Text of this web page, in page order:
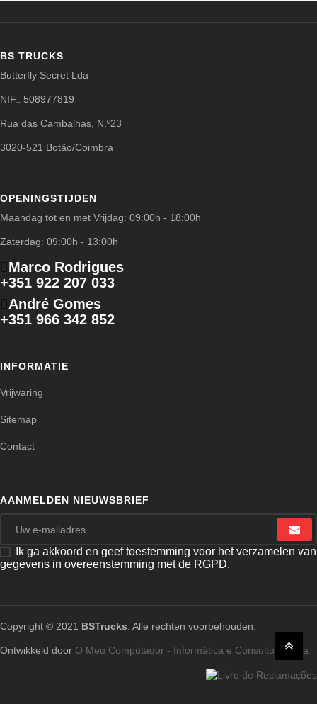
BS TRUCKS
Butterfly Secret Lda
NIF.: 508977819
Rua das Cambalhas, N.º23
3020-521 Botão/Coimbra
OPENINGSTIJDEN
Maandag tot en met Vrijdag: 09:00h - 18:00h
Zaterdag: 09:00h - 13:00h
Marco Rodrigues
+351 922 207 033
André Gomes
+351 966 342 852
INFORMATIE
Vrijwaring
Sitemap
Contact
AANMELDEN NIEUWSBRIEF
Ik ga akkoord en geef toestemming voor het verzamelen van
gegevens in overeenstemming met de RGPD.
Copyright © 2021 BSTrucks . Alle rechten voorbehouden.
Ontwikkeld door O Meu Computador - Informática e Consultoria, Lda